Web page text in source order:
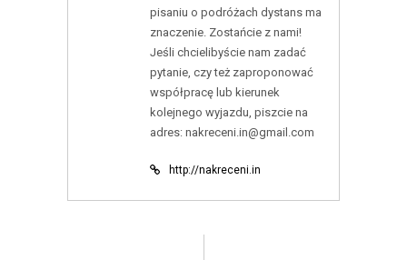
pisaniu o podróżach dystans ma
znaczenie. Zostańcie z nami!
Jeśli chcielibyście nam zadać
pytanie, czy też zaproponować
współpracę lub kierunek
kolejnego wyjazdu, piszcie na
adres: nakreceni.in@gmail.com
http://nakreceni.in